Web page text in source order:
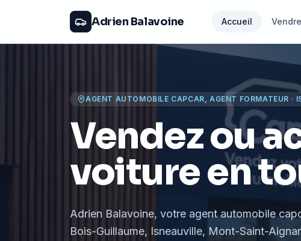
Adrien Balavoine Accueil Vendre
AGENT AUTOMOBILE CAPCAR, AGENT FORMATEUR ·
Vendez ou
voiture en
Adrien Balavoine, votre agent automobile
Bois-Guillaume, Isneauville, Mont-Saint-